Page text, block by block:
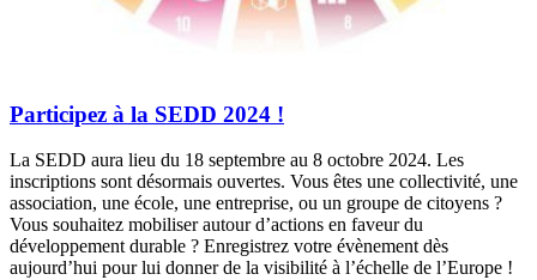
Participez à la SEDD 2024 !
La SEDD aura lieu du 18 septembre au 8 octobre 2024. Les
inscriptions sont désormais ouvertes. Vous êtes une collectivité, une
association, une école, une entreprise, ou un groupe de citoyens ?
Vous souhaitez mobiliser autour d’actions en faveur du
développement durable ? Enregistrez votre évènement dès
aujourd’hui pour lui donner de la visibilité à l’échelle de l’Europe !